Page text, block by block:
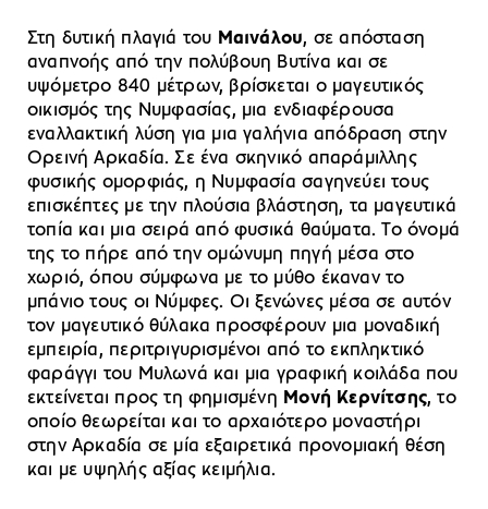
Στη δυτική πλαγιά του Μαινάλου, σε απόσταση
αναπνοής από την πολύβουη Βυτίνα και σε
υψόμετρο 840 μέτρων, βρίσκεται ο μαγευτικός
οικισμός της Νυμφασίας, μια ενδιαφέρουσα
εναλλακτική λύση για μια γαλήνια απόδραση στην
Ορεινή Αρκαδία. Σε ένα σκηνικό απαράμιλλης
φυσικής ομορφιάς, η Νυμφασία σαγηνεύει τους
επισκέπτες με την πλούσια βλάστηση, τα μαγευτικά
τοπία και μια σειρά από φυσικά θαύματα. Το όνομά
της το πήρε από την ομώνυμη πηγή μέσα στο
χωριό, όπου σύμφωνα με το μύθο έκαναν το
μπάνιο τους οι Νύμφες. Οι ξενώνες μέσα σε αυτόν
τον μαγευτικό θύλακα προσφέρουν μια μοναδική
εμπειρία, περιτριγυρισμένοι από το εκπληκτικό
φαράγγι του Μυλωνά και μια γραφική κοιλάδα που
εκτείνεται προς τη φημισμένη Μονή Κερνίτσης, το
οποίο θεωρείται και το αρχαιότερο μοναστήρι
στην Αρκαδία σε μία εξαιρετικά προνομιακή θέση
και με υψηλής αξίας κειμήλια.